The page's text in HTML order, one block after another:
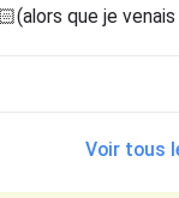
que je
Voir tous